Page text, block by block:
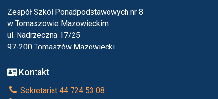
Zespół Szkół Ponadpodstawowych nr 8
w Tomaszowie Mazowieckim
ul. Nadrzeczna 17/25
97-200 Tomaszów Mazowiecki
Kontakt
Sekretariat 44 724 53 08